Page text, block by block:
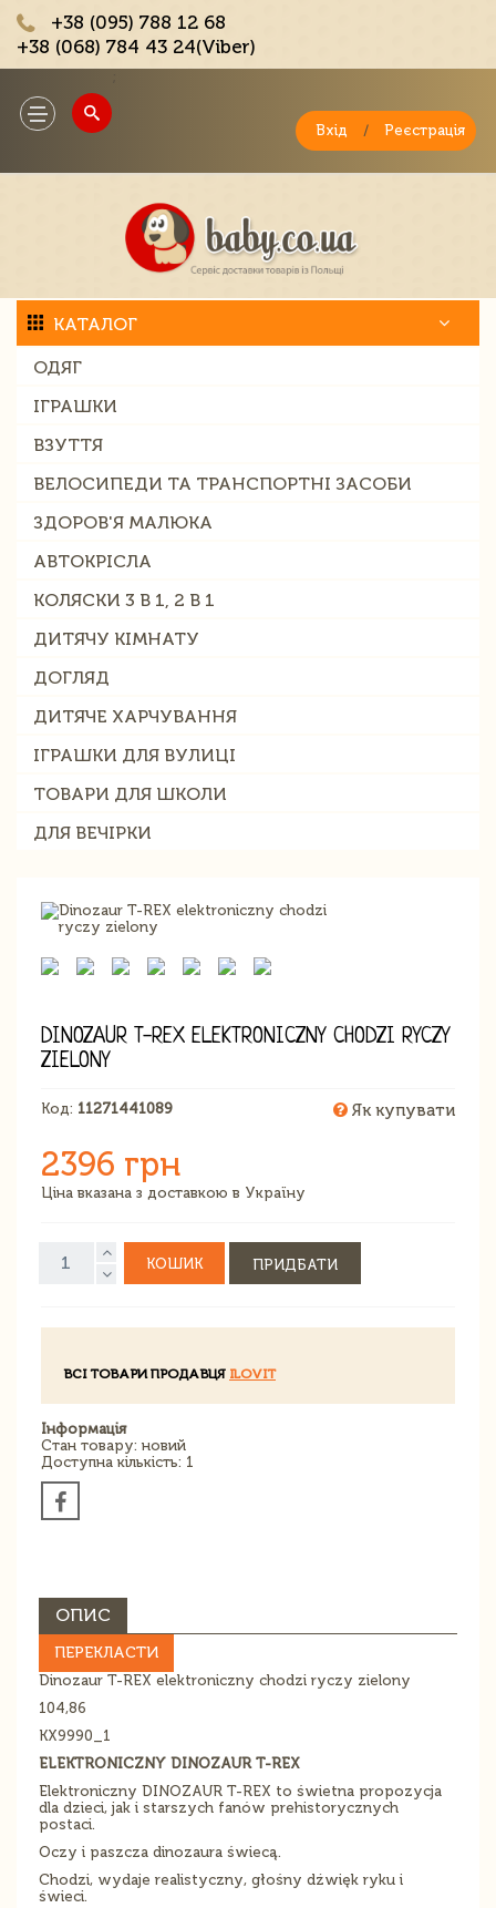
+38 (095) 788 12 68
+38 (068) 784 43 24(Viber)
Toggle
navigation
Вхід / Реєстрація
КАТАЛОГ
ОДЯГ
ІГРАШКИ
ВЗУТТЯ
ВЕЛОСИПЕДИ ТА ТРАНСПОРТНІ ЗАСОБИ
ЗДОРОВ'Я МАЛЮКА
АВТОКРІСЛА
КОЛЯСКИ 3 В 1, 2 В 1
ДИТЯЧУ КІМНАТУ
ДОГЛЯД
ДИТЯЧЕ ХАРЧУВАННЯ
ІГРАШКИ ДЛЯ ВУЛИЦІ
ТОВАРИ ДЛЯ ШКОЛИ
ДЛЯ ВЕЧІРКИ
DINOZAUR T-REX ELEKTRONICZNY CHODZI RYCZY
ZIELONY
Код: 11271441089 Як купувати
2396 грн
Ціна вказана з доставкою в Україну
КОШИК ПРИДБАТИ
ВСІ ТОВАРИ ПРОДАВЦЯ ILOVIT
Інформація
Стан товару: новий
Доступна кількість: 1
ОПИС
ПЕРЕКЛАСТИ
Dinozaur T-REX elektroniczny chodzi ryczy zielony
104,86
KX9990_1
ELEKTRONICZNY DINOZAUR T-REX
Elektroniczny DINOZAUR T-REX to świetna propozycja
dla dzieci, jak i starszych fanów prehistorycznych
postaci.
Oczy i paszcza dinozaura świecą.
Chodzi, wydaje realistyczny, głośny dźwięk ryku i
świeci.